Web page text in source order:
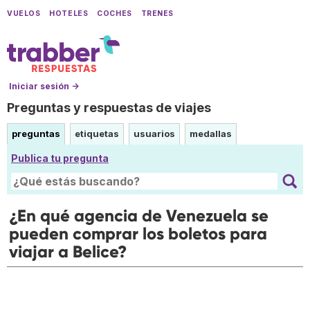
VUELOS HOTELES COCHES TRENES
Iniciar sesión →
Preguntas y respuestas de viajes
preguntas etiquetas usuarios medallas
Publica tu pregunta
¿En qué agencia de Venezuela se
pueden comprar los boletos para
viajar a Belice?